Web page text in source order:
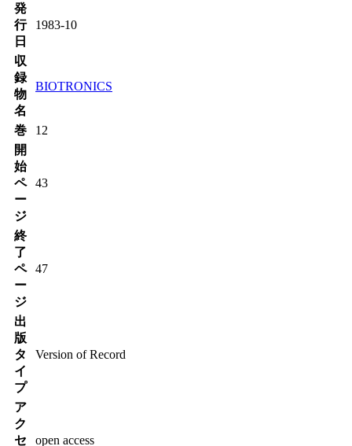
発
行
日
1983-10
収
録
物
名
BIOTRONICS
巻
12
開
始
ペ
ー
ジ
43
終
了
ペ
ー
ジ
47
出
版
タ
イ
プ
Version of Record
ア
ク
セ
open access